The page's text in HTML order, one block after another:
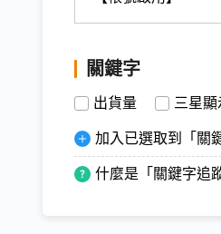
關鍵字
出貨量 三星顯
加入已選取到「關
什麼是「關鍵字追